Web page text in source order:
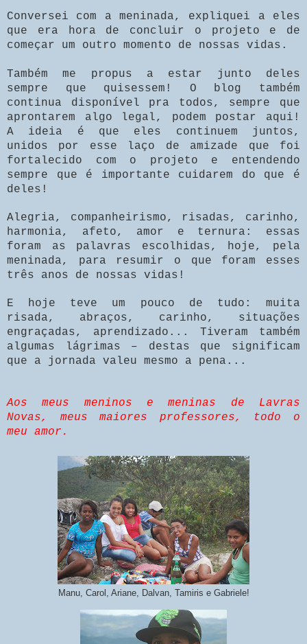
Conversei com a meninada, expliquei a eles
que era hora de concluir o projeto e de
começar um outro momento de nossas vidas.
Também me propus a estar junto deles
sempre que quisessem! O blog também
continua disponível pra todos, sempre que
aprontarem algo legal, podem postar aqui!
A ideia é que eles continuem juntos,
unidos por esse laço de amizade que foi
fortalecido com o projeto e entendendo
sempre que é importante cuidarem do que é
deles!
Alegria, companheirismo, risadas, carinho,
harmonia, afeto, amor e ternura: essas
foram as palavras escolhidas, hoje, pela
meninada, para resumir o que foram esses
três anos de nossas vidas!
E hoje teve um pouco de tudo: muita
risada, abraços, carinho, situações
engraçadas, aprendizado... Tiveram também
algumas lágrimas – destas que significam
que a jornada valeu mesmo a pena...
Aos meus meninos e meninas de Lavras
Novas, meus maiores professores, todo o
meu amor.
Manu, Carol, Ariane, Dalvan, Tamiris e Gabriele!